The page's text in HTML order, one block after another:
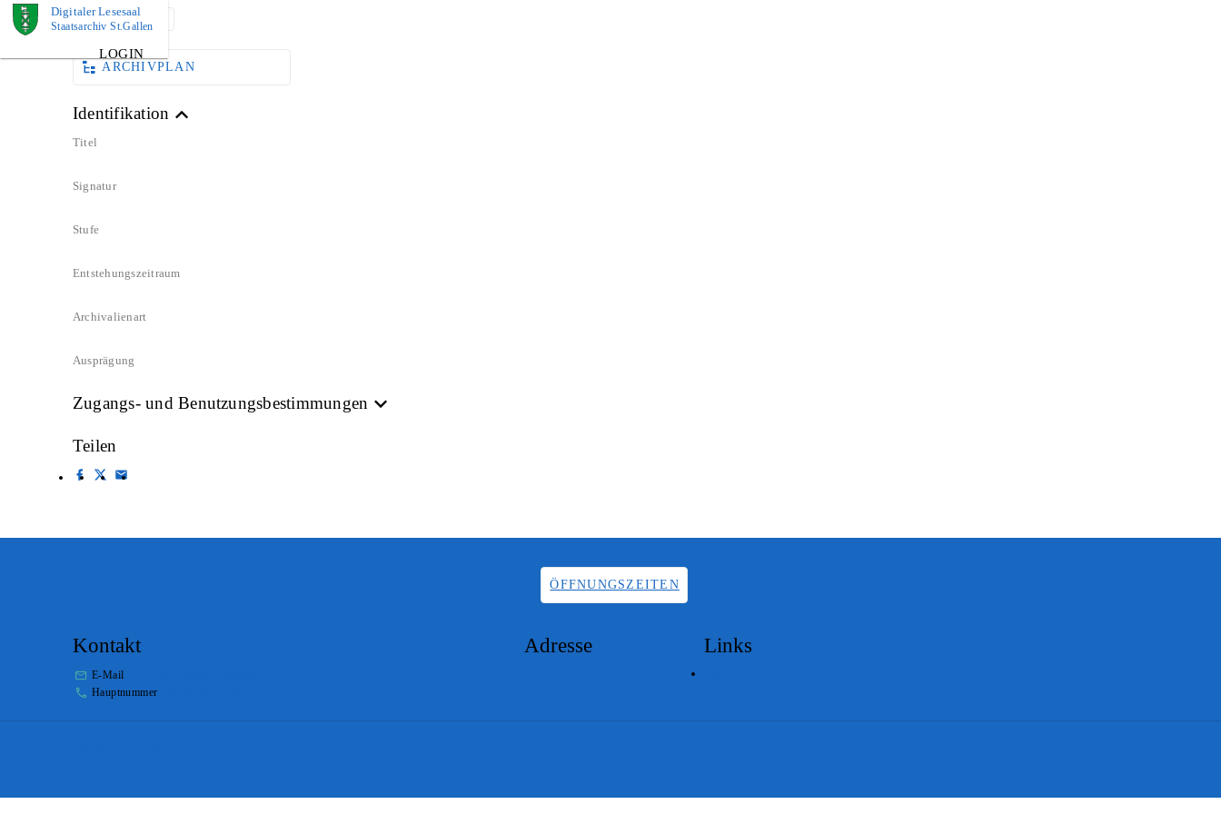
Digitaler Lesesaal
Staatsarchiv St.Gallen
LOGIN
DOKUMENT
ARCHIVPLAN
Identifikation
Titel
Signatur
Stufe
Entstehungszeitraum
Archivalienart
Ausprägung
Zugangs- und Benutzungsbestimmungen
Teilen
ÖFFNUNGSZEITEN
Kontakt
E-Mail
Hauptnummer
Adresse Links